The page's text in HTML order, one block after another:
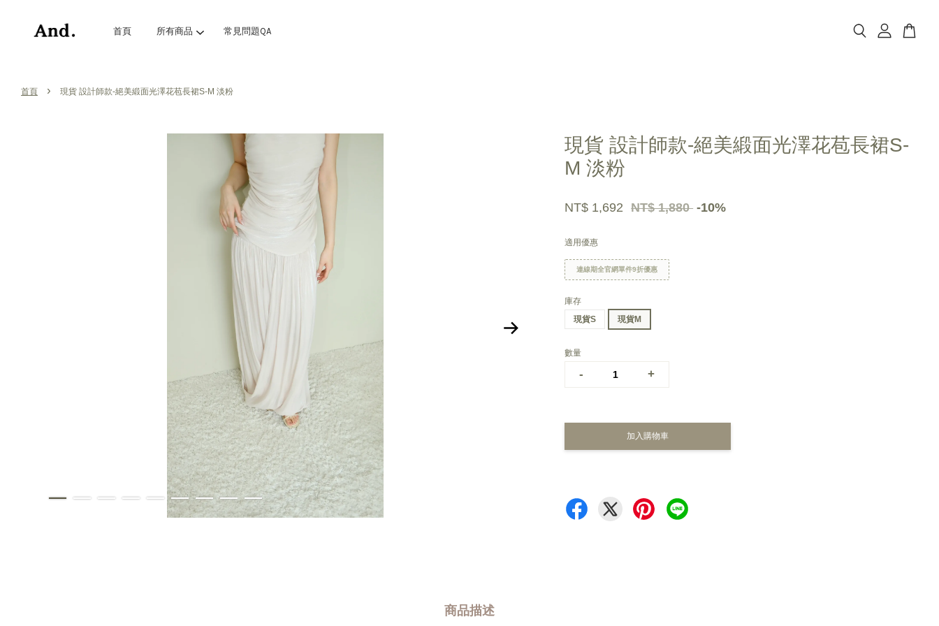
首頁 所有商品 常見問題QA
首頁 › 現貨 設計師款-絕美緞面光澤花苞長裙S-M 淡粉
現貨 設計師款-絕美緞面光澤花苞長裙S-
M 淡粉
NT$ 1,692 NT$ 1,880 -10%
適用優惠
連線期全官網單件9折優惠
庫存
現貨S
現貨M
數量
- +
加入購物車
商品描述